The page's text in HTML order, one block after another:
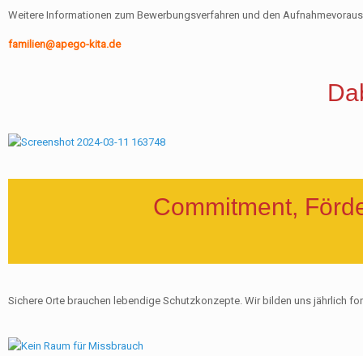
Weitere Informationen zum Bewerbungsverfahren und den
familien@apego-kita.de
Commitment,
Sichere Orte brauchen lebendige Schutzkonzepte. Wir bilden uns jährlich